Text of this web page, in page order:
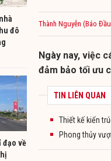
đô
đạo về
Thành Nguyễn (Báo
Ngày nay, việc
đảm bảo tối ưu
TIN LIÊN QUAN
Thiết kế kiến
Phong thủy